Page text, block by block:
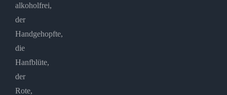
alkoholfrei,
der
Handgehopfte,
die
Hanfblüte,
der
Rote,